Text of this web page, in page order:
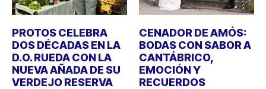
PROTOS CELEBRA
DOS DÉCADAS EN LA
D.O. RUEDA CON LA
NUEVA AÑADA DE SU
VERDEJO RESERVA
CENADOR DE AMÓS:
BODAS CON SABOR A
CANTÁBRICO,
EMOCIÓN Y
RECUERDOS